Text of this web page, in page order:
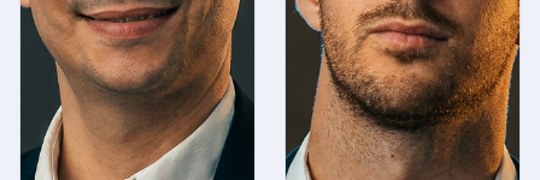
en planificación
patrimonial,
estructuración de
carteras para
familias y
optimización